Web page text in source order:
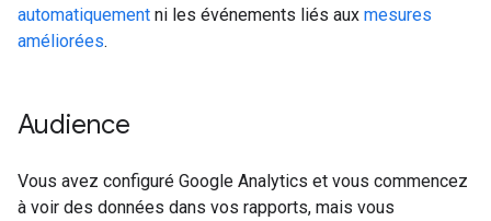
automatiquement ni les événements liés aux mesures
améliorées.
Audience
Vous avez configuré Google Analytics et vous commencez
à voir des données dans vos rapports, mais vous